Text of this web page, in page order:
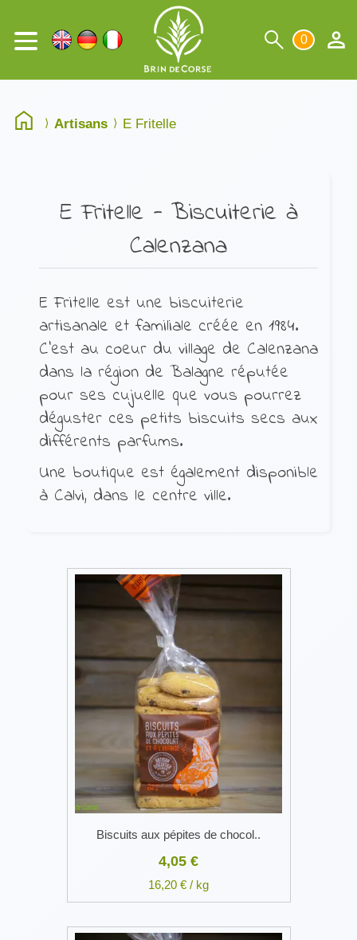
0
Artisans E Fritelle
E Fritelle - Biscuiterie à
Calenzana
E Fritelle est une biscuiterie
artisanale et familiale créée en 1984.
C'est au coeur du village de Calenzana
dans la région de Balagne réputée
pour ses cujuelle que vous pourrez
déguster ces petits biscuits secs aux
différents parfums.
Une boutique est également disponible
à Calvi, dans le centre ville.
Biscuits aux pépites de chocol..
4,05 €
16,20 € / kg